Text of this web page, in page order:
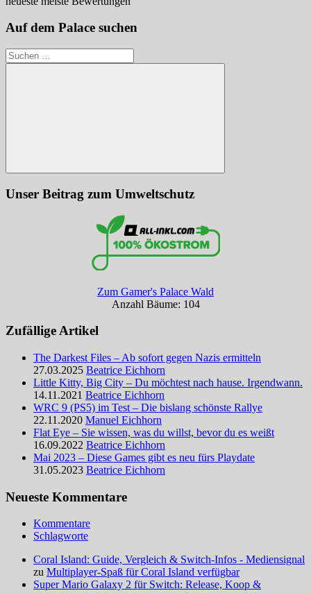
Auf dem Palace suchen
Suchen
nach:
Suchen
Unser Beitrag zum Umweltschutz
Zum Gamer's Palace Wald
Anzahl Bäume: 104
Zufällige Artikel
The Darkest Files – Ab sofort gegen Nazis ermitteln
27.03.2025 Beatrice Eichhorn
Little Kitty, Big City – Du möchtest nach hause. Irgendwann.
14.11.2021 Beatrice Eichhorn
WRC 9 (PS5) im Test – Die bislang schönste Rallye
22.11.2020 Manuel Eichhorn
Flat Eye – Sie wissen, was du willst, bevor du es weißt
16.09.2022 Beatrice Eichhorn
Mai 2023 – Diese Games gibt es neu fürs Playdate
31.05.2023 Beatrice Eichhorn
Neueste Kommentare
Kommentare
Schlagworte
Coral Island: Guide, Vergleich & Switch-Infos - Mediensignal
zu Multiplayer-Spaß für Coral Island verfügbar
Super Mario Galaxy 2 für Switch: Release, Koop &